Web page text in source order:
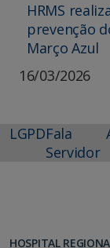
HRMS
prevenção
Março Azul
16/03/2026
LGPDFala
Servidor
HOSPITAL